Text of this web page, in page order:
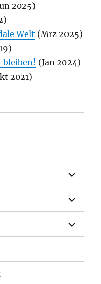
2025)
Welt (Mrz 2025)
bleiben! (Jan 2024)
2021)
öffnen
öffnen
öffnen